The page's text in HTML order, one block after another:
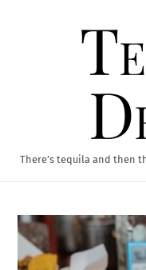
There’s tequila and then